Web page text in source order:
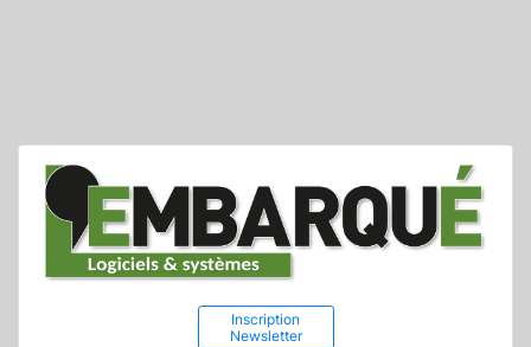
Inscription
Newsletter